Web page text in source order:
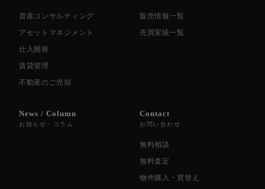
資産コンサルティング
アセットマネジメント
仕入開発
賃貸管理
不動産のご売却
販売情報一覧
売買実績一覧
News / Column
お知らせ・コラム
Contact
お問い合わせ
無料相談
無料査定
物件購入・買替え